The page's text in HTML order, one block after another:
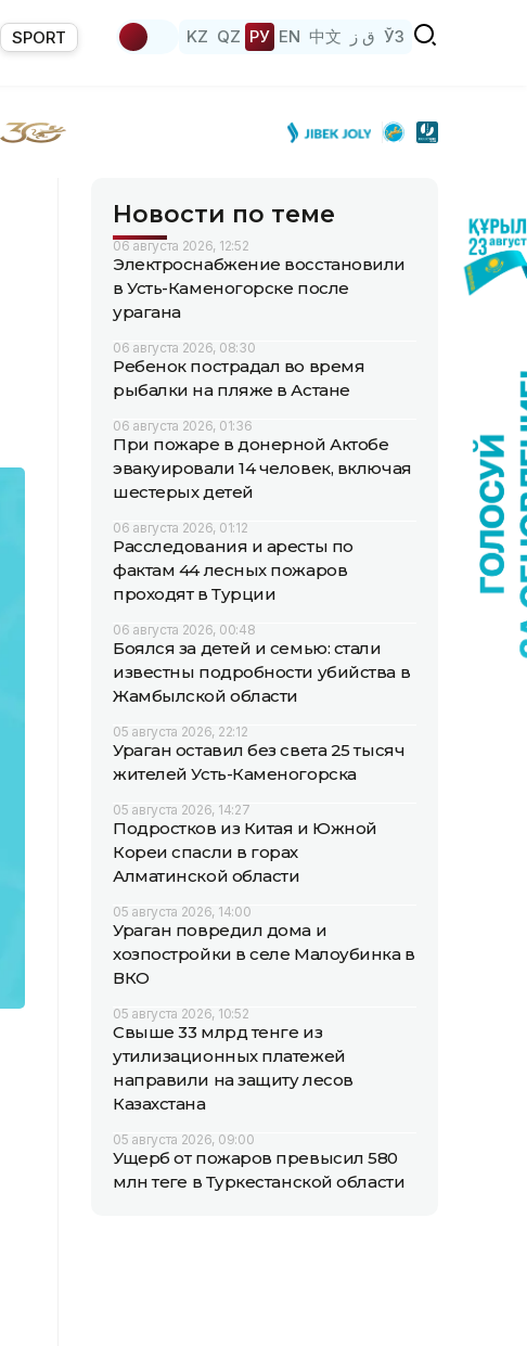
SPORT KZ QZ РУ EN 中文 ق ز ЎЗ
Новости по теме
06 августа 2026, 12:52
Электроснабжение восстановили
в Усть-Каменогорске после
урагана
06 августа 2026, 08:30
Ребенок пострадал во время
рыбалки на пляже в Астане
06 августа 2026, 01:36
При пожаре в донерной Актобе
эвакуировали 14 человек, включая
шестерых детей
06 августа 2026, 01:12
Расследования и аресты по
фактам 44 лесных пожаров
проходят в Турции
06 августа 2026, 00:48
Боялся за детей и семью: стали
известны подробности убийства в
Жамбылской области
05 августа 2026, 22:12
Ураган оставил без света 25 тысяч
жителей Усть-Каменогорска
05 августа 2026, 14:27
Подростков из Китая и Южной
Кореи спасли в горах
Алматинской области
05 августа 2026, 14:00
Ураган повредил дома и
хозпостройки в селе Малоубинка в
ВКО
05 августа 2026, 10:52
Свыше 33 млрд тенге из
утилизационных платежей
направили на защиту лесов
Казахстана
05 августа 2026, 09:00
Ущерб от пожаров превысил 580
млн теңге в Туркестанской области